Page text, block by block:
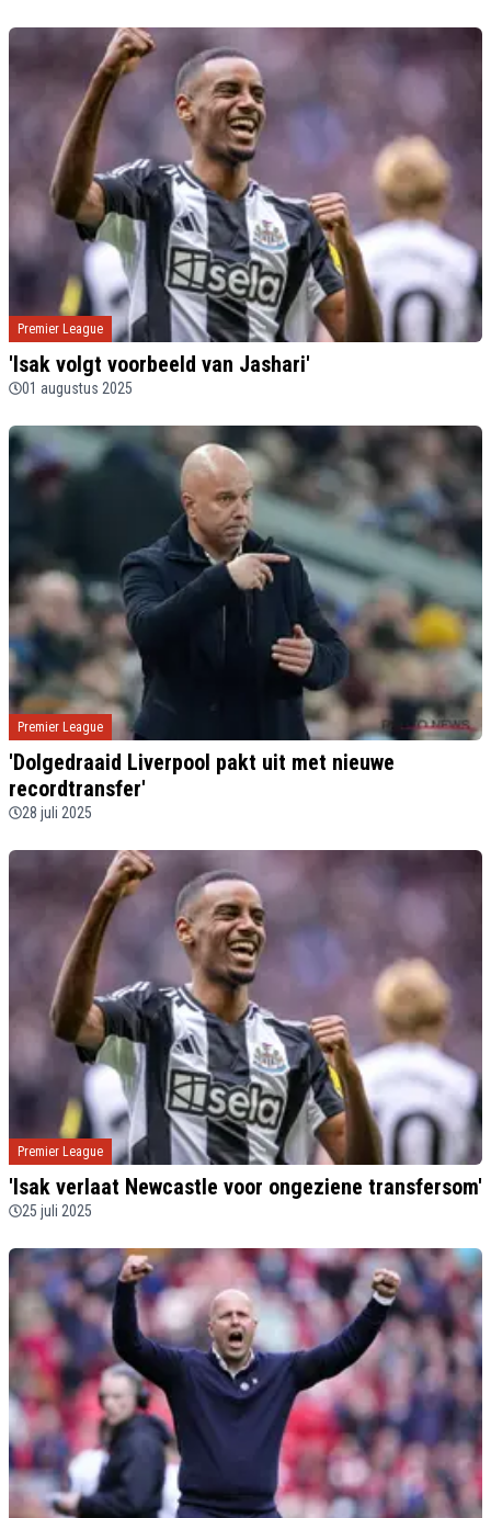
Premier League
'Isak volgt voorbeeld van Jashari'
01 augustus 2025
Premier League
'Dolgedraaid Liverpool pakt uit met nieuwe
recordtransfer'
28 juli 2025
Premier League
'Isak verlaat Newcastle voor ongeziene transfersom'
25 juli 2025